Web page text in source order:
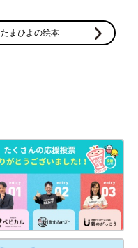
たまひよの絵本